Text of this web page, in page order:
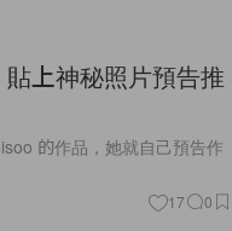
上神秘照片預告推
的作品，她就自己預告作
17 0